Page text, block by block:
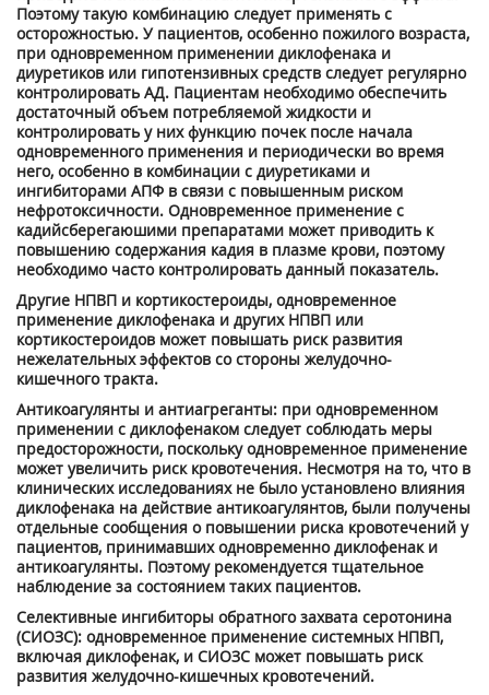
Поэтому такую комбинацию следует применять с
осторожностью. У пациентов, особенно пожилого возраста,
при одновременном применении диклофенака и
диуретиков или гипотензивных средств следует регулярно
контролировать АД. Пациентам необходимо обеспечить
достаточный объем потребляемой жидкости и
контролировать у них функцию почек после начала
одновременного применения и периодически во время
него, особенно в комбинации с диуретиками и
ингибиторами АПФ в связи с повышенным риском
нефротоксичности. Одновременное применение с
кадийсберегаюшими препаратами может приводить к
повышению содержания кадия в плазме крови, поэтому
необходимо часто контролировать данный показатель.
Другие НПВП и кортикостероиды, одновременное
применение диклофенака и других НПВП или
кортикостероидов может повышать риск развития
нежелательных эффектов со стороны желудочно-
кишечного тракта.
Антикоагулянты и антиагреганты: при одновременном
применении с диклофенаком следует соблюдать меры
предосторожности, поскольку одновременное применение
может увеличить риск кровотечения. Несмотря на то, что в
клинических исследованиях не было установлено влияния
диклофенака на действие антикоагулянтов, были получены
отдельные сообщения о повышении риска кровотечений у
пациентов, принимавших одновременно диклофенак и
антикоагулянты. Поэтому рекомендуется тщательное
наблюдение за состоянием таких пациентов.
Селективные ингибиторы обратного захвата серотонина
(СИОЗС): одновременное применение системных НПВП,
включая диклофенак, и СИОЗС может повышать риск
развития желудочно-кишечных кровотечений.